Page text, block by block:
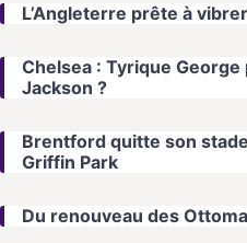
L’Angleterre prête à
Chelsea : Tyrique
Jackson ?
Brentford quitte son
Griffin Park
Du renouveau des